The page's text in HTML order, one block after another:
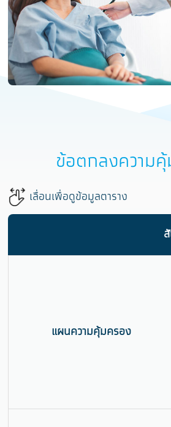
ข้อตกลงความ
เลื่อนเพื่อดูข้อมูลตาราง
แผนความคุ้มครอง